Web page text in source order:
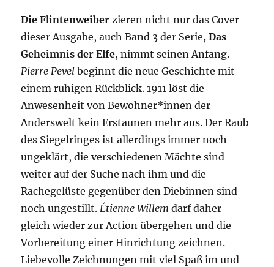
Die Flintenweiber zieren nicht nur das Cover
dieser Ausgabe, auch Band 3 der Serie, Das
Geheimnis der Elfe, nimmt seinen Anfang.
Pierre Pevel beginnt die neue Geschichte mit
einem ruhigen Rückblick. 1911 löst die
Anwesenheit von Bewohner*innen der
Anderswelt kein Erstaunen mehr aus. Der Raub
des Siegelringes ist allerdings immer noch
ungeklärt, die verschiedenen Mächte sind
weiter auf der Suche nach ihm und die
Rachegelüste gegenüber den Diebinnen sind
noch ungestillt.Étienne Willemdarf daher
gleich wieder zur Action übergehen und die
Vorbereitung einer Hinrichtung zeichnen.
Liebevolle Zeichnungen mit viel Spaß im und